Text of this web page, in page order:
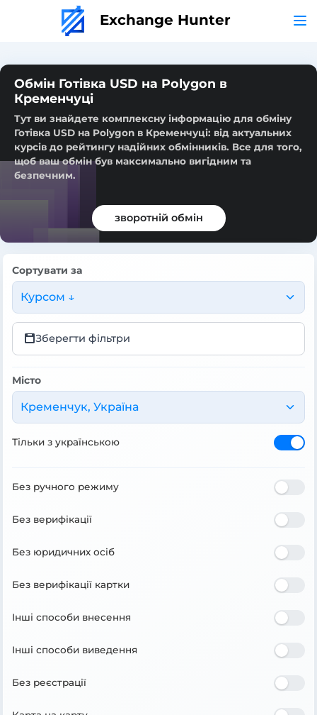
Exchange Hunter
Обмін Готівка USD на Polygon в
Кременчуці
Тут ви знайдете комплексну інформацію для обміну
Готівка USD на Polygon в Кременчуці: від актуальних
курсів до рейтингу надійних обмінників. Все для того,
щоб ваш обмін був максимально вигідним та
безпечним.
зворотній обмін
Сортувати за
Курсом ↓
Зберегти фільтри
Місто
Кременчук, Україна
Тільки з українською
Без ручного режиму
Без верифікації
Без юридичних осіб
Без верифікації картки
Інші способи внесення
Інші способи виведення
Без реєстрації